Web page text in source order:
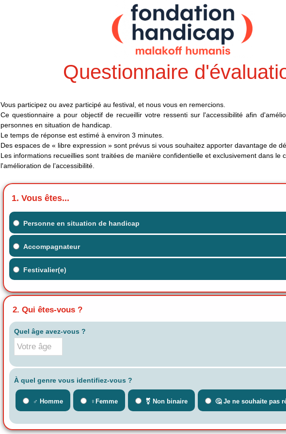
Questionnaire
Vous participez ou avez participé au festival, et nous vous en remercions.
Ce questionnaire a pour objectif de recueillir votre ressenti sur l'accessibilité afin
personnes en situation de handicap.
Le temps de réponse est estimé à environ 3 minutes.
Des espaces de « libre expression » sont prévus si vous souhaitez apporter davantage de
Les informations recueillies sont traitées de manière confidentielle et exclusivement dans le
l'amélioration de l’accessibilité.
1. Vous êtes...
Personne en situation de handicap
Accompagnateur
Festivalier(e)
2. Qui êtes-vous ?
Quel âge avez-vous ?
À quel genre vous identifiez-vous ?
♂️ Homme ♀️Femme ⚧ Non binaire 🤔 Je ne souhaite pas